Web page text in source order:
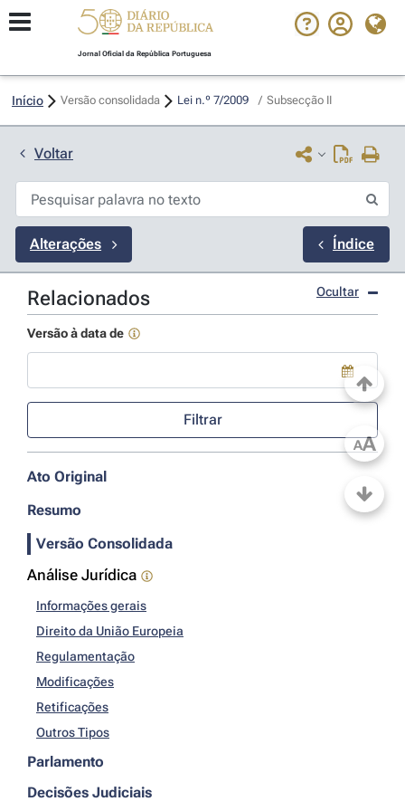
Jornal Oficial da República Portuguesa
Início Versão consolidada Lei n.º 7/2009 / Subsecção II
Voltar
Alterações Índice
Relacionados Ocultar
Versão à data de
Use a tecla de seta para baixo para abrir o calendário; Use as
Filtrar
Ato Original
Resumo
Versão Consolidada
Análise Jurídica
Informações gerais
Direito da União Europeia
Regulamentação
Modificações
Retificações
Outros Tipos
Parlamento
Decisões Judiciais
AA